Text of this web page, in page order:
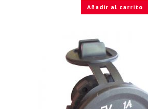
Añadir al carrito